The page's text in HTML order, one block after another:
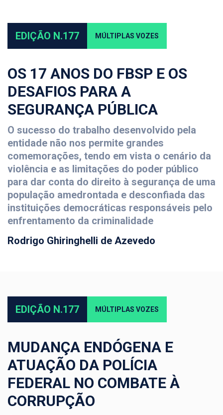
EDIÇÃO N.177 MÚLTIPLAS VOZES
OS 17 ANOS DO FBSP E OS
DESAFIOS PARA A
SEGURANÇA PÚBLICA
O sucesso do trabalho desenvolvido pela
entidade não nos permite grandes
comemorações, tendo em vista o cenário da
violência e as limitações do poder público
para dar conta do direito à segurança de uma
população amedrontada e desconfiada das
instituições democráticas responsáveis pelo
enfrentamento da criminalidade
Rodrigo Ghiringhelli de Azevedo
EDIÇÃO N.177 MÚLTIPLAS VOZES
MUDANÇA ENDÓGENA E
ATUAÇÃO DA POLÍCIA
FEDERAL NO COMBATE À
CORRUPÇÃO